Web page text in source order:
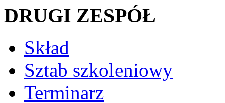
DRUGI ZESPÓŁ
Skład
Sztab szkoleniowy
Terminarz